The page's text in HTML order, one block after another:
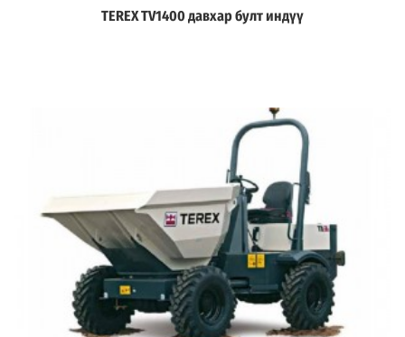
Дэлгэрэнгүй
TEREX TV1400 давхар булт индүү